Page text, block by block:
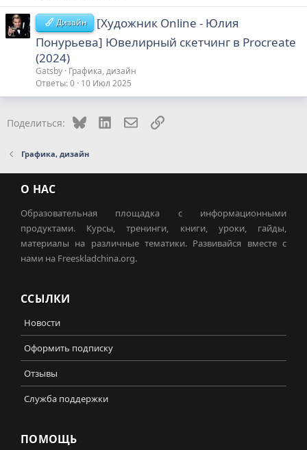
Дизайн
[Художник Online - Юлия
Понурьева] Ювелирный скетчинг в Procreate
(2024)
Gatsby Графика, дизайн
Ответы 0 10 Июл 2025
Поделиться: Bluesky LinkedInЭлектронная почта
Ссылка
Графика, дизайн
О НАС
Образовательная площадка с информационными
продуктами. Курсы, тренинги, книги, уроки, гайды,
материалы на различные тематики. Развивайся вместе с
нами на Freeskladchina.org.
ССЫЛКИ
Новости
Оформить подписку
Отзывы
Служба поддержки
ПОМОЩЬ